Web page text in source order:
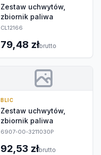
Zestaw uchwytów,
zbiornik paliwa
CL12166
79,48 złbrutto
BLIC
Zestaw uchwytów,
zbiornik paliwa
6907-00-3211030P
92,53 złbrutto